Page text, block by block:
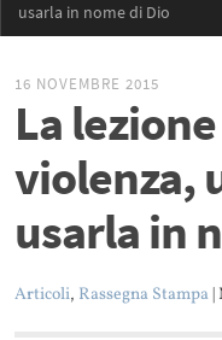
usarla in nome di Dio
16 NOVEMBRE 2015
La
violenza,
usarla in
Articoli, Rassegna Stampa|